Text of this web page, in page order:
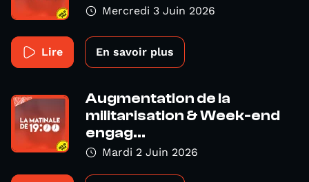
Mercredi 3 Juin 2026
Lire En savoir plus
Augmentation de la
militarisation & Week-end
engag...
Mardi 2 Juin 2026